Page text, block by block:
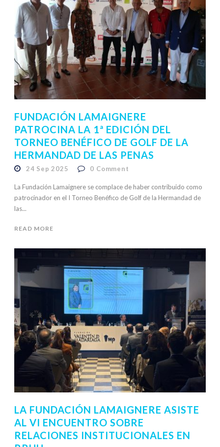
FUNDACIÓN LAMAIGNERE
PATROCINA LA 1ª EDICIÓN DEL
TORNEO BENÉFICO DE GOLF DE LA
HERMANDAD DE LAS PENAS
24 Sep 2025 0 Comment
La Fundación Lamaignere se complace de haber contribuido como
patrocinador en el I Torneo Benéfico de Golf de la Hermandad de
las...
READ MORE
LA FUNDACIÓN LAMAIGNERE ASISTE
AL VI ENCUENTRO SOBRE
RELACIONES INSTITUCIONALES EN